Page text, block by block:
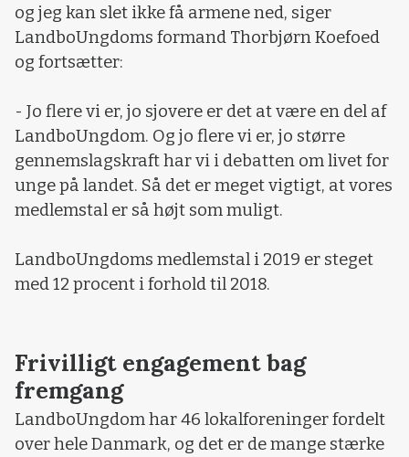
og jeg kan slet ikke få armene ned, siger
LandboUngdoms formand Thorbjørn Koefoed
og fortsætter:
- Jo flere vi er, jo sjovere er det at være en del af
LandboUngdom. Og jo flere vi er, jo større
gennemslagskraft har vi i debatten om livet for
unge på landet. Så det er meget vigtigt, at vores
medlemstal er så højt som muligt.
LandboUngdoms medlemstal i 2019 er steget
med 12 procent i forhold til 2018.
Frivilligt engagement bag
fremgang
LandboUngdom har 46 lokalforeninger fordelt
over hele Danmark, og det er de mange stærke